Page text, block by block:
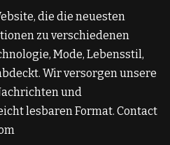
die die neuesten
zu verschiedenen
Mode, Lebensstil,
Wir versorgen unsere
und
lesbaren Format. Contact